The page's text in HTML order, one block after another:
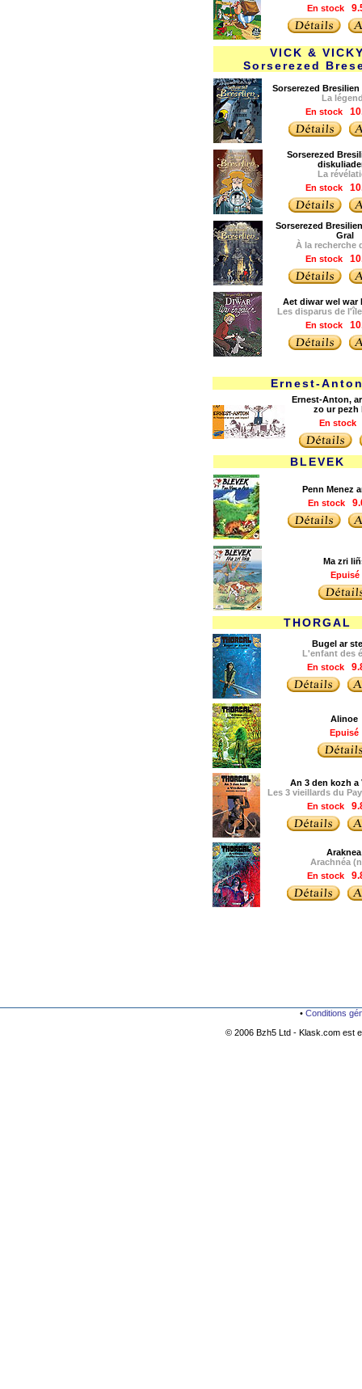
En stock
VICK &
Sorserezed
Sorserezed Bresilien
La
En stock
Sorserezed
La
En stock
Sorserezed
Gral
À la recherche
En stock
Aet diwar wel war
Les disparus de
En stock
Ernest-
Ernest-Anton,
zo ur pezh
En stock
BLEVEK
Penn Menez
En stock
Ma zri
Epuisé
THORGAL
Bugel ar
L'enfant des
En stock
Alinoe
Epuisé
An 3 den kozh a
Les 3 vieillards du
En stock
Araknea
Arachnéa
En stock
• Conditions
© 2006 Bzh5 Ltd - Klask.com est